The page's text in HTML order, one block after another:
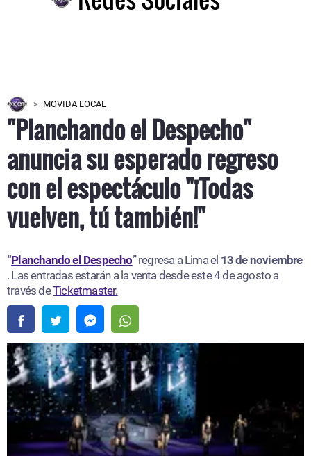
MOVIDA LOCAL
"Planchando el Despecho"
anuncia su esperado regreso
con el espectáculo "¡Todas
vuelven, tú también!"
“Planchando el Despecho” regresa a Lima el 13 de noviembre
. Las entradas estarán a la venta desde este 4 de agosto a
través deTicketmaster.